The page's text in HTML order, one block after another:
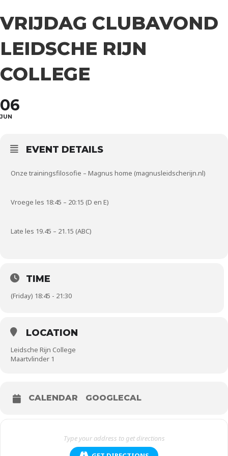
VRIJDAG CLUBAVOND
LEIDSCHE RIJN
COLLEGE
06
JUN
EVENT DETAILS
Onze trainingsfilosofie – Magnus home (magnusleidscherijn.nl)
Vroege les 18:45 – 20:15 (D en E)
Late les 19.45 – 21.15 (ABC)
TIME
(Friday) 18:45 - 21:30
LOCATION
Leidsche Rijn College
Maartvlinder 1
CALENDAR GOOGLECAL